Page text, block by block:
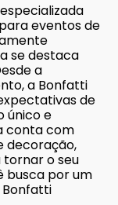
eventos de
se destaca
a
a Bonfatti
de
único e
conta com
decoração,
o seu
busca por um